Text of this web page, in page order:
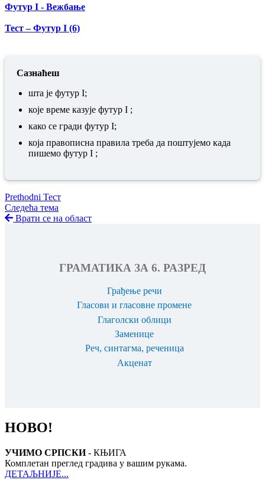
Футур I - Вежбање
Тест – Футур I (6)
Сазнаћеш
шта је футур I;
које време казује футур I ;
како се гради футур I;
која правописна правила треба да поштујемо када
пишемо футур I ;
Prethodni Тест
Следећа тема
Врати се на област
ГРАМАТИКА ЗА 6. РАЗРЕД
Грађење речи
Гласови и гласовне промене
Глаголски облици
Заменице
Реч, синтагма, реченица
Акценат
НОВО!
УЧИМО СРПСКИ- КЊИГА
Комплетан преглед градива у вашим рукама.
ДЕТАЉНИЈЕ...